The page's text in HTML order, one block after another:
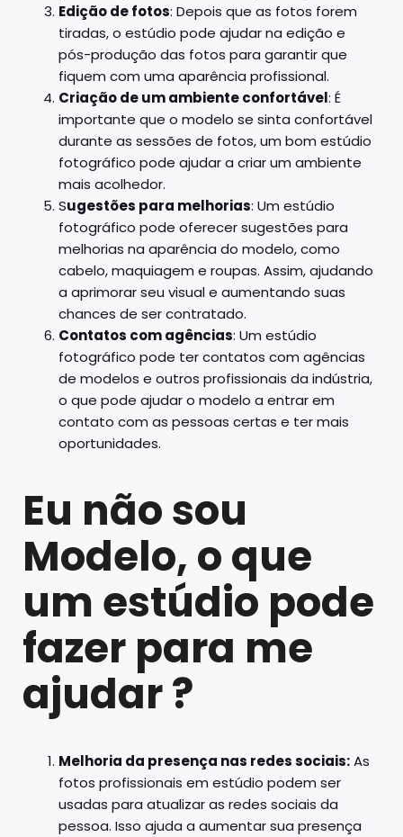
Edição de fotos: Depois que as fotos forem
tiradas, o estúdio pode ajudar na edição e
pós-produção das fotos para garantir que
fiquem com uma aparência profissional.
Criação de um ambiente confortável: É
importante que o modelo se sinta confortável
durante as sessões de fotos, um bom estúdio
fotográfico pode ajudar a criar um ambiente
mais acolhedor.
Sugestões para melhorias: Um estúdio
fotográfico pode oferecer sugestões para
melhorias na aparência do modelo, como
cabelo, maquiagem e roupas. Assim, ajudando
a aprimorar seu visual e aumentando suas
chances de ser contratado.
Contatos com agências: Um estúdio
fotográfico pode ter contatos com agências
de modelos e outros profissionais da indústria,
o que pode ajudar o modelo a entrar em
contato com as pessoas certas e ter mais
oportunidades.
Eu não sou
Modelo, o que
um estúdio pode
fazer para me
ajudar ?
Melhoria da presença nas redes sociais:As
fotos profissionais em estúdio podem ser
usadas para atualizar as redes sociais da
pessoa. Isso ajuda a aumentar sua presença